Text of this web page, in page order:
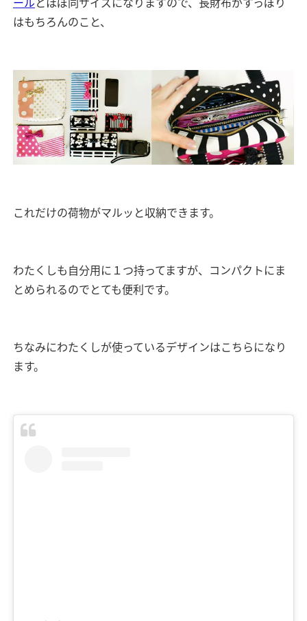
はもちろんのこと、
これだけの荷物がマルッと収納できます。
わたくしも自分用に１つ持ってますが、コンパクトにま
とめられるのでとても便利です。
ちなみにわたくしが使っているデザインはこちらになり
ます。